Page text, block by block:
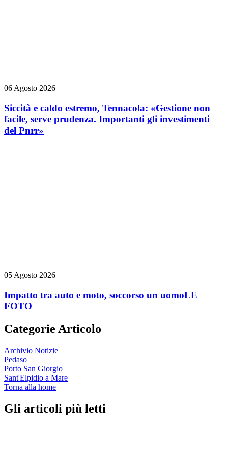
06 Agosto 2026
Siccità e caldo estremo, Tennacola: «Gestione non
facile, serve prudenza. Importanti gli investimenti
del Pnrr»
05 Agosto 2026
Impatto tra auto e moto, soccorso un uomoLE
FOTO
Categorie Articolo
Archivio Notizie
Pedaso
Porto San Giorgio
Sant'Elpidio a Mare
Torna alla home
Gli articoli più letti